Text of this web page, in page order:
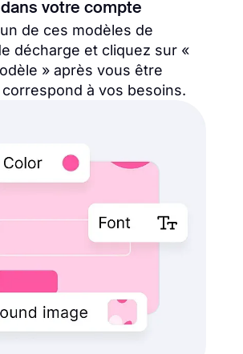
votre compte
de ces modèles de
décharge et cliquez sur «
» après vous être
à vos besoins.